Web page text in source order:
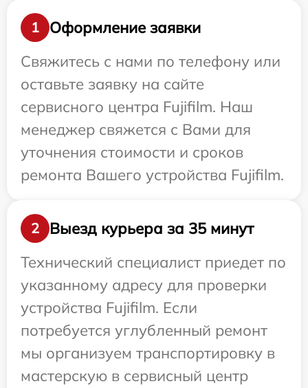
1
Оформление заявки
Свяжитесь с нами по телефону или
оставьте заявку на сайте
сервисного центра Fujifilm. Наш
менеджер свяжется с Вами для
уточнения стоимости и сроков
ремонта Вашего устройства Fujifilm.
2
Выезд курьера за 35 минут
Технический специалист приедет по
указанному адресу для проверки
устройства Fujifilm. Если
потребуется углубленный ремонт
мы организуем транспортировку в
мастерскую в сервисный центр